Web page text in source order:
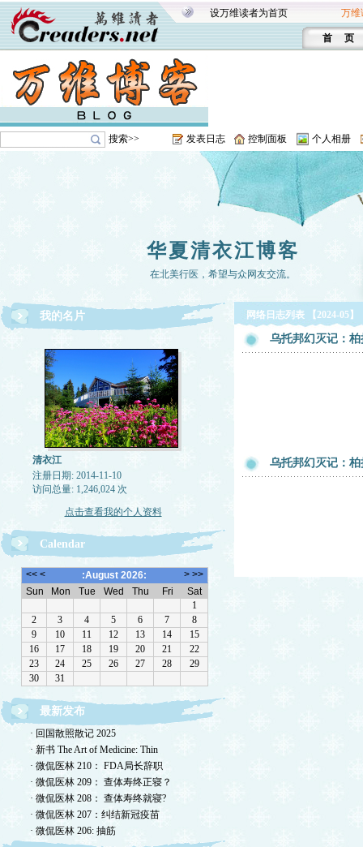
设万维读者为首页 万维
首 页
搜索>> 发表日志 控制面板 个人相册
华夏清衣江博客
在北美行医，希望与众网友交流。
我的名片
清衣江
注册日期: 2014-11-10
访问总量: 1,246,024 次
点击查看我的个人资料
Calendar
最新发布
· 回国散照散记 2025
· 新书 The Art of Medicine: Thin
· 微侃医林 210： FDA局长辞职
· 微侃医林 209： 查体寿终正寝？
· 微侃医林 208： 查体寿终就寝?
· 微侃医林 207：纠结新冠疫苗
· 微侃医林 206: 抽筋
网络日志列表 【2024-05】
乌托邦幻灭记：
乌托邦幻灭记：